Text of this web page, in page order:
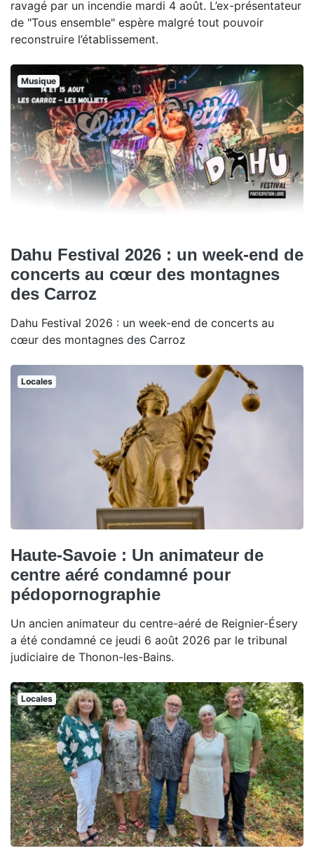
ravagé par un incendie mardi 4 août. L’ex-présentateur
de "Tous ensemble" espère malgré tout pouvoir
reconstruire l’établissement.
Musique
Dahu Festival 2026 : un week-end de
concerts au cœur des montagnes
des Carroz
Dahu Festival 2026 : un week-end de concerts au
cœur des montagnes des Carroz
Locales
Haute-Savoie : Un animateur de
centre aéré condamné pour
pédopornographie
Un ancien animateur du centre-aéré de Reignier-Ésery
a été condamné ce jeudi 6 août 2026 par le tribunal
judiciaire de Thonon-les-Bains.
Locales